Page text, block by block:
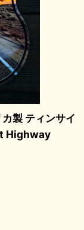
製 ティンサイ
Highway